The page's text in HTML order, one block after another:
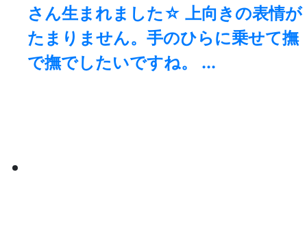
さん生まれました☆ 上向きの表情が
たまりません。手のひらに乗せて撫
で撫でしたいですね。 ...